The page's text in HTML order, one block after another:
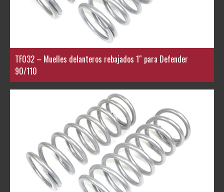
TF032 – Muelles delanteros rebajados 1″ para Defender
90/110